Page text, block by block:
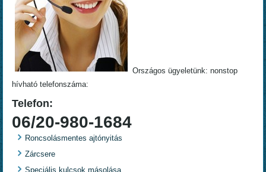
Országos ügyeletünk: nonstop
hívható telefonszáma:
Telefon:
06/20-980-1684
Roncsolásmentes ajtónyitás
Zárcsere
Speciális kulcsok másolása